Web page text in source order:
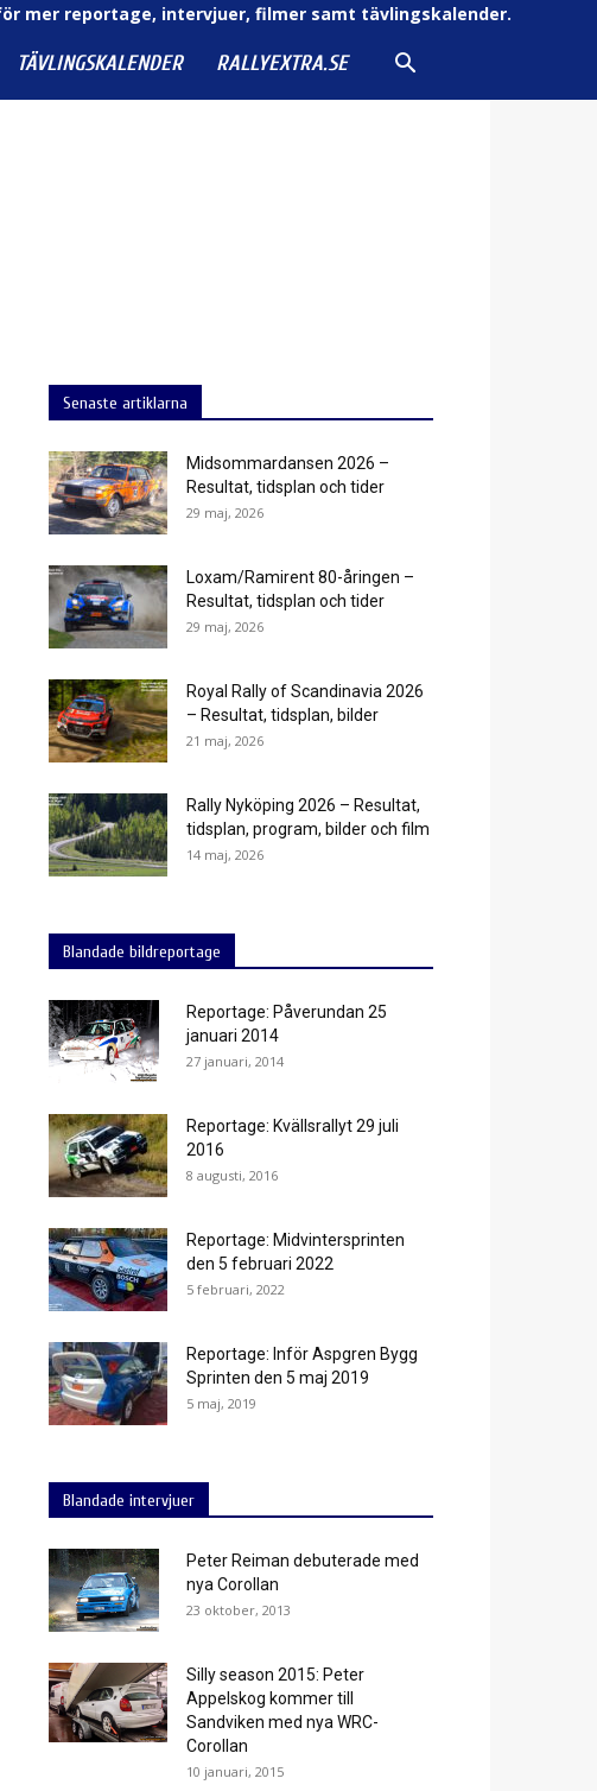
mer reportage, intervjuer, filmer samt tävlingskalender.
TÄVLINGSKALENDER RALLYEXTRA.SE
Senaste artiklarna
Midsommardansen 2026 –
Resultat, tidsplan och tider
29 maj, 2026
Loxam/Ramirent 80-åringen –
Resultat, tidsplan och tider
29 maj, 2026
Royal Rally of Scandinavia 2026
– Resultat, tidsplan, bilder
21 maj, 2026
Rally Nyköping 2026 – Resultat,
tidsplan, program, bilder och film
14 maj, 2026
Blandade bildreportage
Reportage: Påverundan 25
januari 2014
27 januari, 2014
Reportage: Kvällsrallyt 29 juli
2016
8 augusti, 2016
Reportage: Midvintersprinten
den 5 februari 2022
5 februari, 2022
Reportage: Inför Aspgren Bygg
Sprinten den 5 maj 2019
5 maj, 2019
Blandade intervjuer
Peter Reiman debuterade med
nya Corollan
23 oktober, 2013
Silly season 2015: Peter
Appelskog kommer till
Sandviken med nya WRC-
Corollan
10 januari, 2015